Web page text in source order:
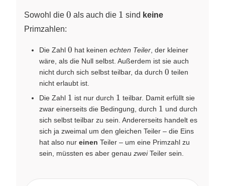
Sowohl die 0
0 als auch die 1
1 sind keine
Primzahlen:
Die Zahl 0
0 hat keinen echten Teiler , der kleiner
wäre, als die Null selbst. Außerdem ist sie auch
nicht durch sich selbst teilbar, da durch 0
0 teilen
nicht erlaubt ist.
Die Zahl 1
1 ist nur durch 1
1 teilbar. Damit erfüllt sie
zwar einerseits die Bedingung, durch 1
1 und durch
sich selbst teilbar zu sein. Andererseits handelt es
sich ja zweimal um den gleichen Teiler – die Eins
hat also nur einen Teiler – um eine Primzahl zu
sein, müssten es aber genau zweiTeiler sein.